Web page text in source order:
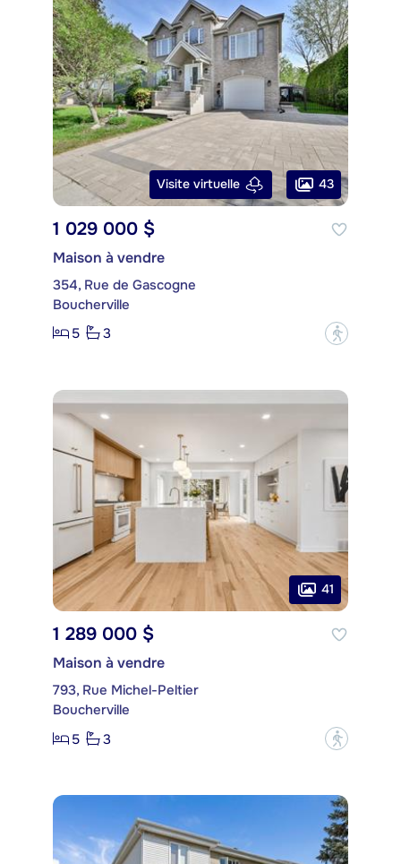
Visite virtuelle 43
1 029 000 $
Maison à vendre
354, Rue de Gascogne
Boucherville
5
3 ?
41
1 289 000 $
Maison à vendre
793, Rue Michel-Peltier
Boucherville
5
3 ?